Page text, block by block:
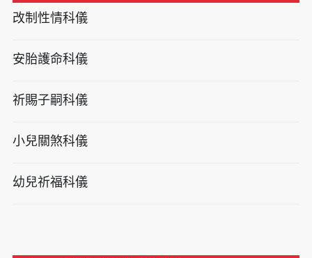
改制性情科儀
安胎護命科儀
祈賜子嗣科儀
小兒關煞科儀
幼兒祈福科儀